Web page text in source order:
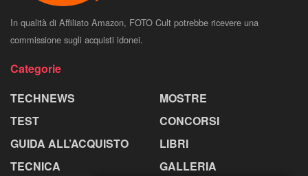
In qualità di Affiliato Amazon, FOTO Cult potrebbe ricevere una
commissione sugli acquisti idonei.
Categorie
TECHNEWS
TEST
GUIDA ALL’ACQUISTO
TECNICA
MOSTRE
CONCORSI
LIBRI
GALLERIA